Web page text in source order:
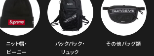
ニット帽・
ビーニー
バックパック・
リュック
その他バッグ類